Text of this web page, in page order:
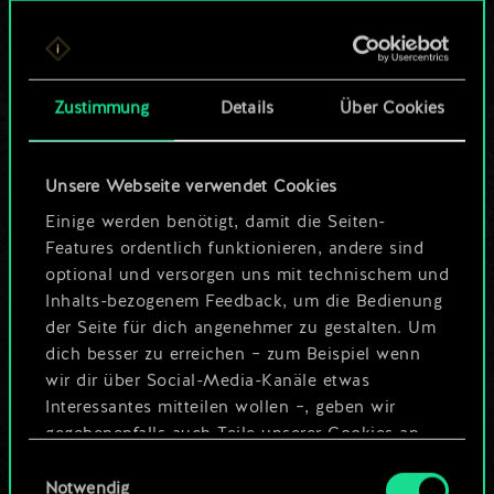
Zustimmung Details Über Cookies
Unsere Webseite verwendet Cookies
Einige werden benötigt, damit die Seiten-
Features ordentlich funktionieren, andere sind
optional und versorgen uns mit technischem und
Inhalts-bezogenem Feedback, um die Bedienung
der Seite für dich angenehmer zu gestalten. Um
dich besser zu erreichen – zum Beispiel wenn
wir dir über Social-Media-Kanäle etwas
Interessantes mitteilen wollen –, geben wir
gegebenenfalls auch Teile unserer Cookies an
Cookies erfordert allerdings deine Zustimmung.
Notwendig
Bis jetzt ist dies nur
ein geteilter Satz
Karten.
Wo es doch so viel
mehr sein kann!
Deck benennen und Leitfaden
Deck bearbeiten